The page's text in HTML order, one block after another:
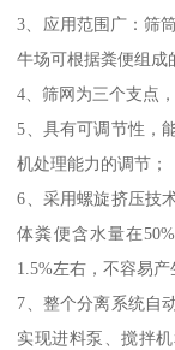
3、应用范围广：筛
牛场可根据粪便组成
4、筛网为三个支点
5、具有可调节性，
机处理能力的调节；
6、采用螺旋挤压技
体粪便含水量在
1.5%左右，不容易产
7、整个分离系统自
实现进料泵、搅拌